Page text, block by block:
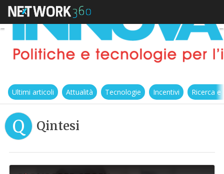
Ultimi articoli Attualità Tecnologie Incentivi Ricerca
Q Qintesi